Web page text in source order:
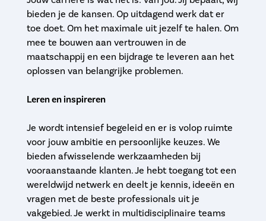
bieden je de kansen. Op uitdagend werk dat er
toe doet. Om het maximale uit jezelf te halen. Om
mee te bouwen aan vertrouwen in de
maatschappij en een bijdrage te leveren aan het
oplossen van belangrijke problemen.
Leren en inspireren
Je wordt intensief begeleid en er is volop ruimte
voor jouw ambitie en persoonlijke keuzes. We
bieden afwisselende werkzaamheden bij
vooraanstaande klanten. Je hebt toegang tot een
wereldwijd netwerk en deelt je kennis, ideeën en
vragen met de beste professionals uit je
vakgebied. Je werkt in multidisciplinaire teams